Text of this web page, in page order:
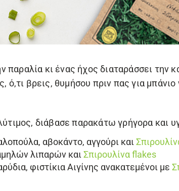
κι ένας ήχος διαταράσσει την
ό,τι βρεις, θυμήσου πριν πας για
διάβασε παρακάτω γρήγορα και
αβοκάντο, αγγούρι και
λιπαρών και Σπιρουλίνα flakes
φιστίκια Αιγίνης ανακατεμένοι με